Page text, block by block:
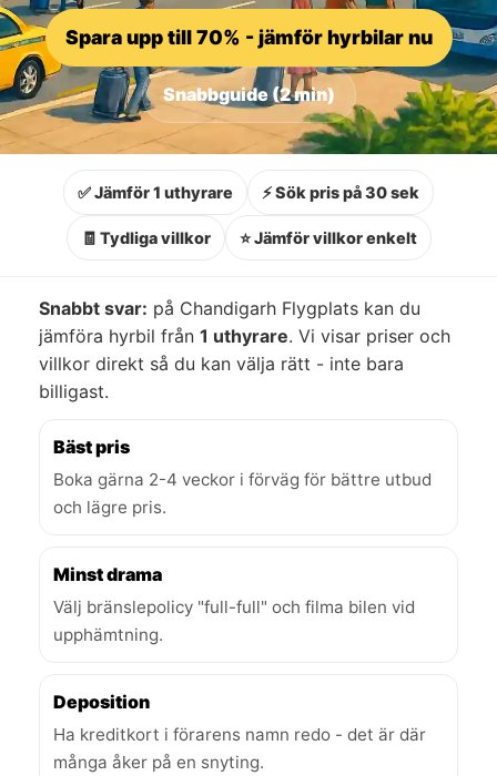
Spara upp till 70% - jämför hyrbilar nu
Snabbguide (2 min)
✅ Jämför 1 uthyrare ⚡ Sök pris på 30 sek
🧾 Tydliga villkor ⭐ Jämför villkor enkelt
Snabbt svar: på Chandigarh Flygplats kan du
jämföra hyrbil från 1 uthyrare. Vi visar priser och
villkor direkt så du kan välja rätt - inte bara
billigast.
Bäst pris
Boka gärna 2-4 veckor i förväg för bättre utbud
och lägre pris.
Minst drama
Välj bränslepolicy "full-full" och filma bilen vid
upphämtning.
Deposition
Ha kreditkort i förarens namn redo - det är där
många åker på en snyting.